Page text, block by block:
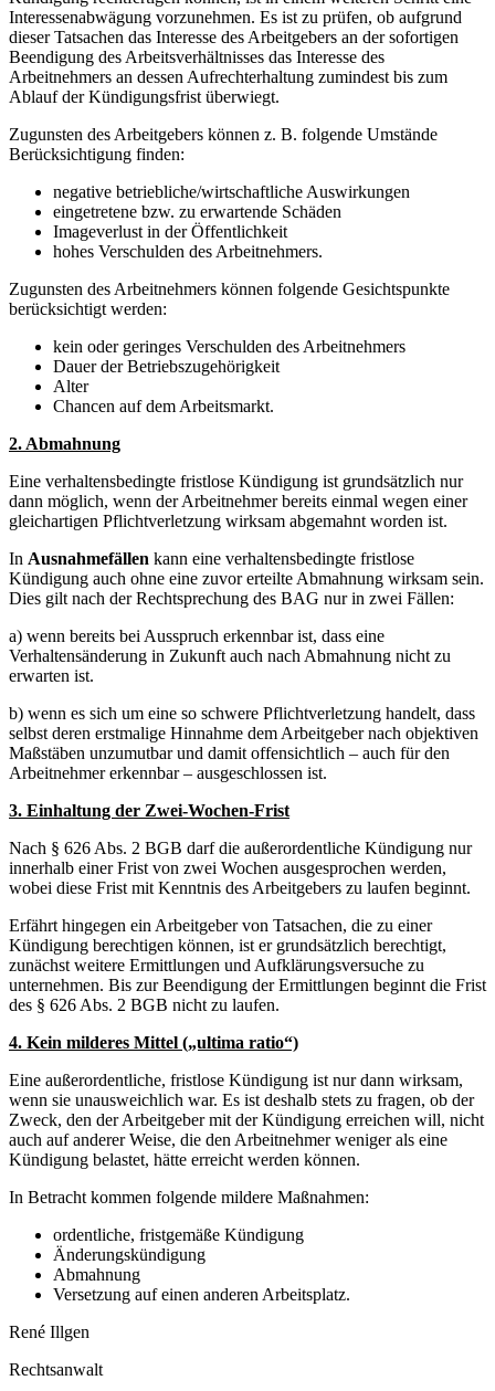
Interessenabwägung vorzunehmen. Es ist zu prüfen, ob aufgrund
dieser Tatsachen das Interesse des Arbeitgebers an der sofortigen
Beendigung des Arbeitsverhältnisses das Interesse des
Arbeitnehmers an dessen Aufrechterhaltung zumindest bis zum
Ablauf der Kündigungsfrist überwiegt.
Zugunsten des Arbeitgebers können z. B. folgende Umstände
Berücksichtigung finden:
negative betriebliche/wirtschaftliche Auswirkungen
eingetretene bzw. zu erwartende Schäden
Imageverlust in der Öffentlichkeit
hohes Verschulden des Arbeitnehmers.
Zugunsten des Arbeitnehmers können folgende Gesichtspunkte
berücksichtigt werden:
kein oder geringes Verschulden des Arbeitnehmers
Dauer der Betriebszugehörigkeit
Alter
Chancen auf dem Arbeitsmarkt.
2. Abmahnung
Eine verhaltensbedingte fristlose Kündigung ist grundsätzlich nur
dann möglich, wenn der Arbeitnehmer bereits einmal wegen einer
gleichartigen Pflichtverletzung wirksam abgemahnt worden ist.
In Ausnahmefällen kann eine verhaltensbedingte fristlose
Kündigung auch ohne eine zuvor erteilte Abmahnung wirksam sein.
Dies gilt nach der Rechtsprechung des BAG nur in zwei Fällen:
a) wenn bereits bei Ausspruch erkennbar ist, dass eine
Verhaltensänderung in Zukunft auch nach Abmahnung nicht zu
erwarten ist.
b) wenn es sich um eine so schwere Pflichtverletzung handelt, dass
selbst deren erstmalige Hinnahme dem Arbeitgeber nach objektiven
Maßstäben unzumutbar und damit offensichtlich – auch für den
Arbeitnehmer erkennbar – ausgeschlossen ist.
3. Einhaltung der Zwei-Wochen-Frist
Nach § 626 Abs. 2 BGB darf die außerordentliche Kündigung nur
innerhalb einer Frist von zwei Wochen ausgesprochen werden,
wobei diese Frist mit Kenntnis des Arbeitgebers zu laufen beginnt.
Erfährt hingegen ein Arbeitgeber von Tatsachen, die zu einer
Kündigung berechtigen können, ist er grundsätzlich berechtigt,
zunächst weitere Ermittlungen und Aufklärungsversuche zu
unternehmen. Bis zur Beendigung der Ermittlungen beginnt die Frist
des § 626 Abs. 2 BGB nicht zu laufen.
4. Kein milderes Mittel („ultima ratio“)
Eine außerordentliche, fristlose Kündigung ist nur dann wirksam,
wenn sie unausweichlich war. Es ist deshalb stets zu fragen, ob der
Zweck, den der Arbeitgeber mit der Kündigung erreichen will, nicht
auch auf anderer Weise, die den Arbeitnehmer weniger als eine
Kündigung belastet, hätte erreicht werden können.
In Betracht kommen folgende mildere Maßnahmen:
ordentliche, fristgemäße Kündigung
Änderungskündigung
Abmahnung
Versetzung auf einen anderen Arbeitsplatz.
René Illgen
Rechtsanwalt